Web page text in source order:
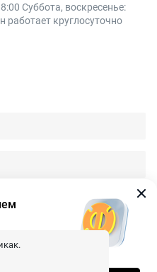
Суббота, воскресенье:
работает круглосуточно